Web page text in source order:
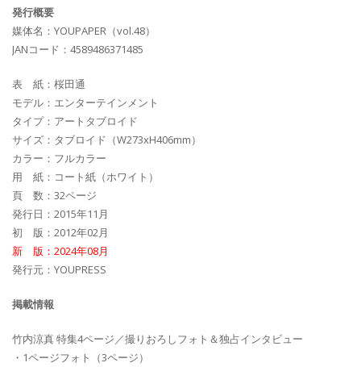
発行概要
媒体名：YOUPAPER（vol.48）
JANコード：4589486371485
表 紙：桜田通
モデル：エンターテインメント
タイプ：アートタブロイド
サイズ：タブロイド（W273xH406mm）
カラー：フルカラー
用 紙：コート紙（ホワイト）
頁 数：32ページ
発行日：2015年11月
初 版：2012年02月
新 版：2024年08月
発行元：YOUPRESS
掲載情報
竹内涼真 特集4ページ／撮りおろしフォト＆独占インタビュー
・1ページフォト（3ページ）